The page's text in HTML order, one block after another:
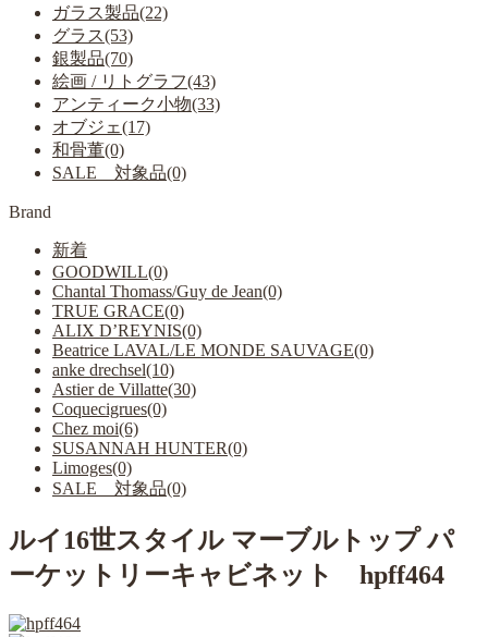
ガラス製品(22)
グラス(53)
銀製品(70)
絵画 / リトグラフ(43)
アンティーク小物(33)
オブジェ(17)
和骨董(0)
SALE 対象品(0)
Brand
新着
GOODWILL(0)
Chantal Thomass/Guy de Jean(0)
TRUE GRACE(0)
ALIX D’REYNIS(0)
Beatrice LAVAL/LE MONDE SAUVAGE(0)
anke drechsel(10)
Astier de Villatte(30)
Coquecigrues(0)
Chez moi(6)
SUSANNAH HUNTER(0)
Limoges(0)
SALE 対象品(0)
ルイ16世スタイル マーブルトップ パ
ーケットリーキャビネット hpff464